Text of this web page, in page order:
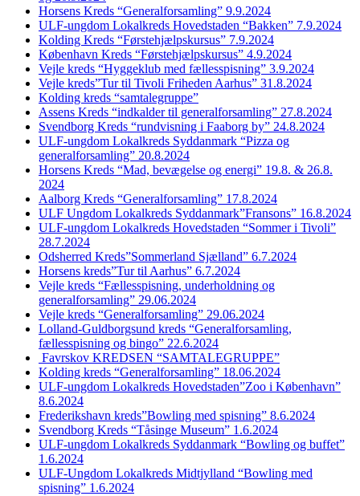
Horsens Kreds “Generalforsamling” 9.9.2024
ULF-ungdom Lokalkreds Hovedstaden “Bakken” 7.9.2024
Kolding Kreds “Førstehjælpskursus” 7.9.2024
København Kreds “Førstehjælpskursus” 4.9.2024
Vejle kreds “Hyggeklub med fællesspisning” 3.9.2024
Vejle kreds”Tur til Tivoli Friheden Aarhus” 31.8.2024
Kolding kreds “samtalegruppe”
Assens Kreds “indkalder til generalforsamling” 27.8.2024
Svendborg Kreds “rundvisning i Faaborg by” 24.8.2024
ULF-ungdom Lokalkreds Syddanmark “Pizza og
generalforsamling” 20.8.2024
Horsens Kreds “Mad, bevægelse og energi” 19.8. & 26.8.
2024
Aalborg Kreds “Generalforsamling” 17.8.2024
ULF Ungdom Lokalkreds Syddanmark”Fransons” 16.8.2024
ULF-ungdom Lokalkreds Hovedstaden “Sommer i Tivoli”
28.7.2024
Odsherred Kreds”Sommerland Sjælland” 6.7.2024
Horsens kreds”Tur til Aarhus” 6.7.2024
Vejle kreds “Fællesspisning, underholdning og
generalforsamling” 29.06.2024
Vejle kreds “Generalforsamling” 29.06.2024
Lolland-Guldborgsund kreds “Generalforsamling,
fællesspisning og bingo” 22.6.2024
Favrskov KREDSEN “SAMTALEGRUPPE”
Kolding kreds “Generalforsamling” 18.06.2024
ULF-ungdom Lokalkreds Hovedstaden”Zoo i København”
8.6.2024
Frederikshavn kreds”Bowling med spisning” 8.6.2024
Svendborg Kreds “Tåsinge Museum” 1.6.2024
ULF-ungdom Lokalkreds Syddanmark “Bowling og buffet”
1.6.2024
ULF-Ungdom Lokalkreds Midtjylland “Bowling med
spisning” 1.6.2024